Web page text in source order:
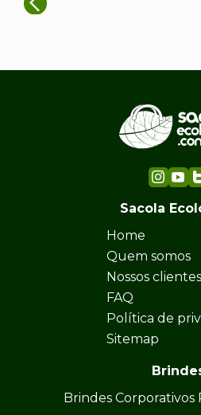
Sacola
Home
Quem somos
Nossos clientes
FAQ
Política de
Sitemap
Brindes Corporativos